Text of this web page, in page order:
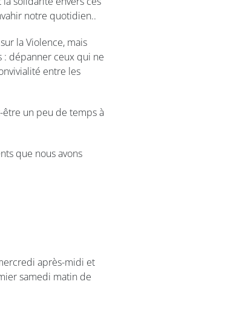
notre quotidien..
la Violence, mais
: dépanner ceux qui ne
entre les
être un peu de temps à
que nous avons
après-midi et
samedi matin de